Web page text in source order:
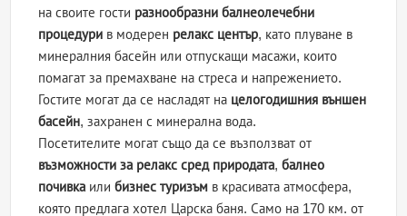
на своите гости разнообразни балнеолечебни
процедури в модерен релакс център, като плуване в
минералния басейн или отпускащи масажи, които
помагат за премахване на стреса и напрежението.
Гостите могат да се насладят на целогодишния външен
басейн, захранен с минерална вода.
Посетителите могат също да се възползват от
възможности за релакс сред природата,балнео
почивка илибизнес туризъм в красивата атмосфера,
която предлага хотел Царска баня. Само на 170 км. от